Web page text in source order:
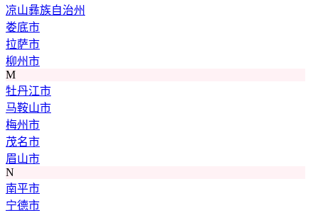
凉山彝族自治州
娄底市
拉萨市
柳州市
M
牡丹江市
马鞍山市
梅州市
茂名市
眉山市
N
南平市
宁德市